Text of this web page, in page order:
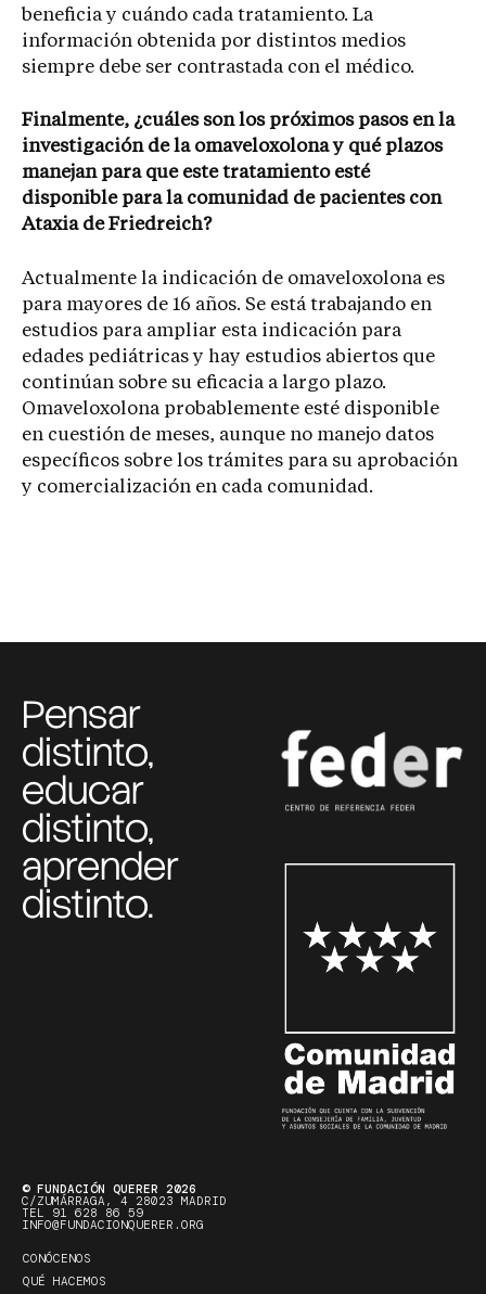
beneficia y cuándo cada tratamiento. La
información obtenida por distintos medios
siempre debe ser contrastada con el médico.
Finalmente, ¿cuáles son los próximos pasos en la
investigación de la omaveloxolona y qué plazos
manejan para que este tratamiento esté
disponible para la comunidad de pacientes con
Ataxia de Friedreich?
Actualmente la indicación de omaveloxolona es
para mayores de 16 años. Se está trabajando en
estudios para ampliar esta indicación para
edades pediátricas y hay estudios abiertos que
continúan sobre su eficacia a largo plazo.
Omaveloxolona probablemente esté disponible
en cuestión de meses, aunque no manejo datos
específicos sobre los trámites para su aprobación
y comercialización en cada comunidad.
Pensar
distinto,
educar
distinto,
aprender
distinto.
© FUNDACIÓN QUERER 2026
C/ZUMÁRRAGA, 4 28023 MADRID
TEL 91 628 86 59
INFO@FUNDACIONQUERER.ORG
CONÓCENOS
QUÉ HACEMOS